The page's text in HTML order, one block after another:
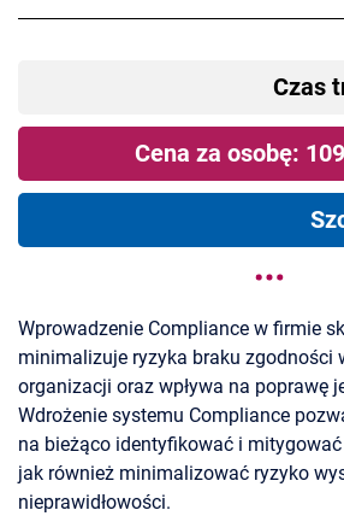
Czas
Cena za osobę:
Wprowadzenie Compliance w firmie
minimalizuje ryzyka braku zgodności
organizacji oraz wpływa na poprawę
Wdrożenie systemu Compliance
na bieżąco identyfikować i
jak również minimalizować ryzyko
nieprawidłowości.